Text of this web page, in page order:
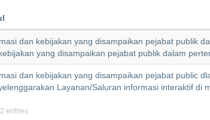
dan kebijakan yang disampaikan pejabat publik
yang disampaikan pejabat publik dalam
dan kebijakan yang disampaikan pejabat public
Layanan/Saluran informasi interaktif di
entries